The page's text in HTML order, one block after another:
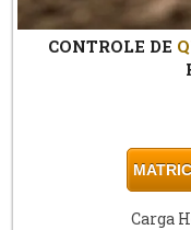
CONTROLE DE
Carga